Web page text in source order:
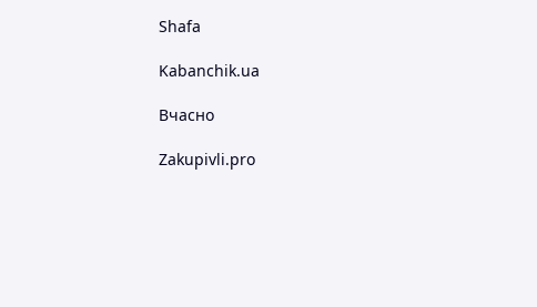
Shafa
Kabanchik.ua
Вчасно
Zakupivli.pro